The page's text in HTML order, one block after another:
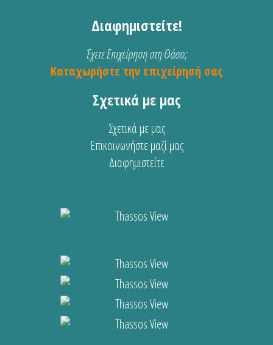
Διαφημιστείτε!
Έχετε Επιχείρηση στη Θάσο;
Καταχωρήστε την επιχείρησή σας
Σχετικά με μας
Σχετικά με μας
Επικοινωνήστε μαζί μας
Διαφημιστείτε